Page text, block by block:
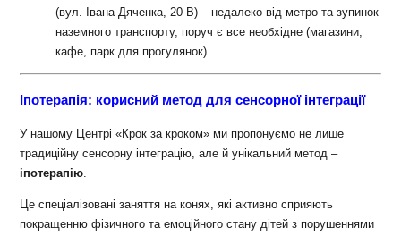
(вул. Івана Дяченка, 20-В) – недалеко від метро та зупинок
наземного транспорту, поруч є все необхідне (магазини,
кафе, парк для прогулянок).
Іпотерапія: корисний метод для сенсорної інтеграції
У нашому Центрі «Крок за кроком» ми пропонуємо не лише
традиційну сенсорну інтеграцію, але й унікальний метод –
іпотерапію.
Це спеціалізовані заняття на конях, які активно сприяють
покращенню фізичного та емоційного стану дітей з порушеннями